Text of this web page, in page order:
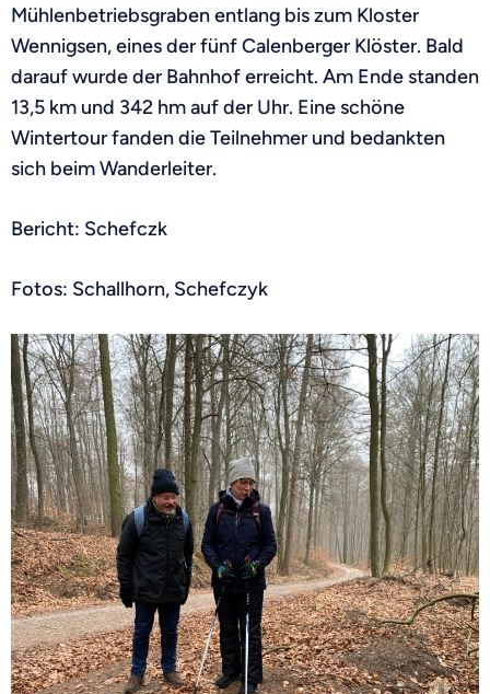
Mühlenbetriebsgraben entlang bis zum Kloster
Wennigsen, eines der fünf Calenberger Klöster. Bald
darauf wurde der Bahnhof erreicht. Am Ende standen
13,5 km und 342 hm auf der Uhr. Eine schöne
Wintertour fanden die Teilnehmer und bedankten
sich beim Wanderleiter.
Bericht: Schefczk
Fotos: Schallhorn, Schefczyk